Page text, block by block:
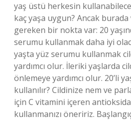
yaş üstü herkesin
kaç yaşa uygun? Ancak
gereken bir nokta var: 20
serumu kullanmak daha iyi
yaşta yüz serumu kullanmak
yardımcı olur. İleriki yaşlarda
önlemeye yardımcı olur. 20’li
kullanılır? Cildinize nem ve
için C vitamini içeren
kullanmanızı öneririz.